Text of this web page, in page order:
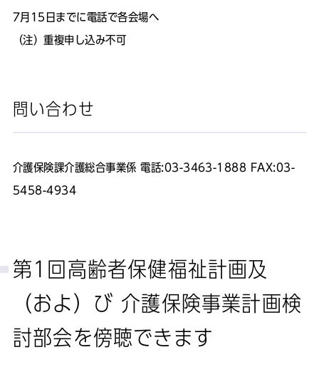
7月15日までに電話で各会場へ
（注）重複申し込み不可
問い合わせ
介護保険課介護総合事業係 電話:03-3463-1888 FAX:03-
5458-4934
第1回高齢者保健福祉計画及
（およ）び 介護保険事業計画検
討部会を傍聴できます